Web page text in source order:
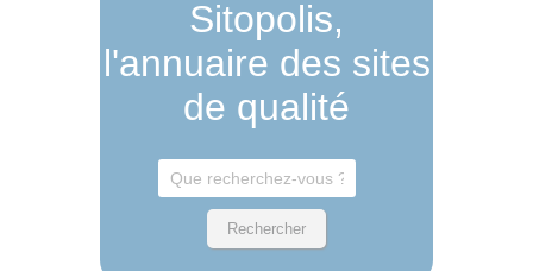
Sitopolis,
l'annuaire des sites
de qualité